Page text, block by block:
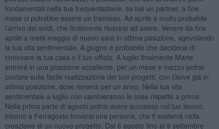
fondamentali nella tua frequentazione, se hai un partner, a fine
mese ci potrebbe essere un frainteso. Ad aprile é molto probabile
l’arrivo dei soldi, che finalmente riuscirai ad avere. Venere da fine
aprile a metá maggio di nuovo sará in ottima posizione, agevolando
la tua vita sentimentale. A giugno é probabile che deciderai di
rinnovare la tua casa o il tuo ufficio. A luglio finalmente Marte
entrerá in una posizione eccellente, per un mese e mezzo potrai
contare sulla facile realizzazione dei tuoi progetti, con Giove giá in
ottima posizione, dove rimarrá per un anno. Nella tua vita
sentimentale a luglio non cambieranno le cose rispetto a prima.
Nella prima parte di agosto potrai avere successo nel tuo lavoro,
intorno a Ferragosto troverai una persona, che ti sosterrá nella
creazione di un nuovo progetto. Dal 6 agosto fino al 9 settembre